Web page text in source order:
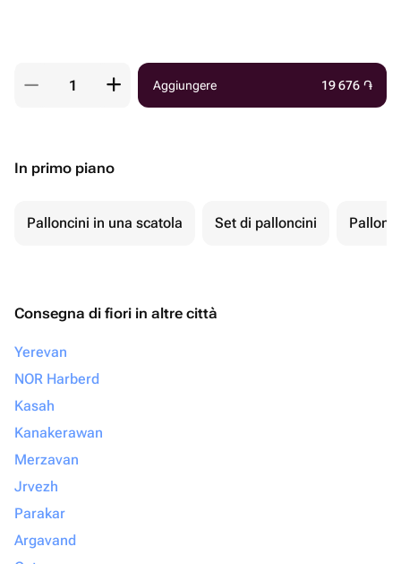
Aggiungere 19 676 ֏
In primo piano
Palloncini in una scatola Set di palloncini
Consegna di fiori in altre città
Yerevan
NOR Harberd
Kasah
Kanakerawan
Merzavan
Jrvezh
Parakar
Argavand